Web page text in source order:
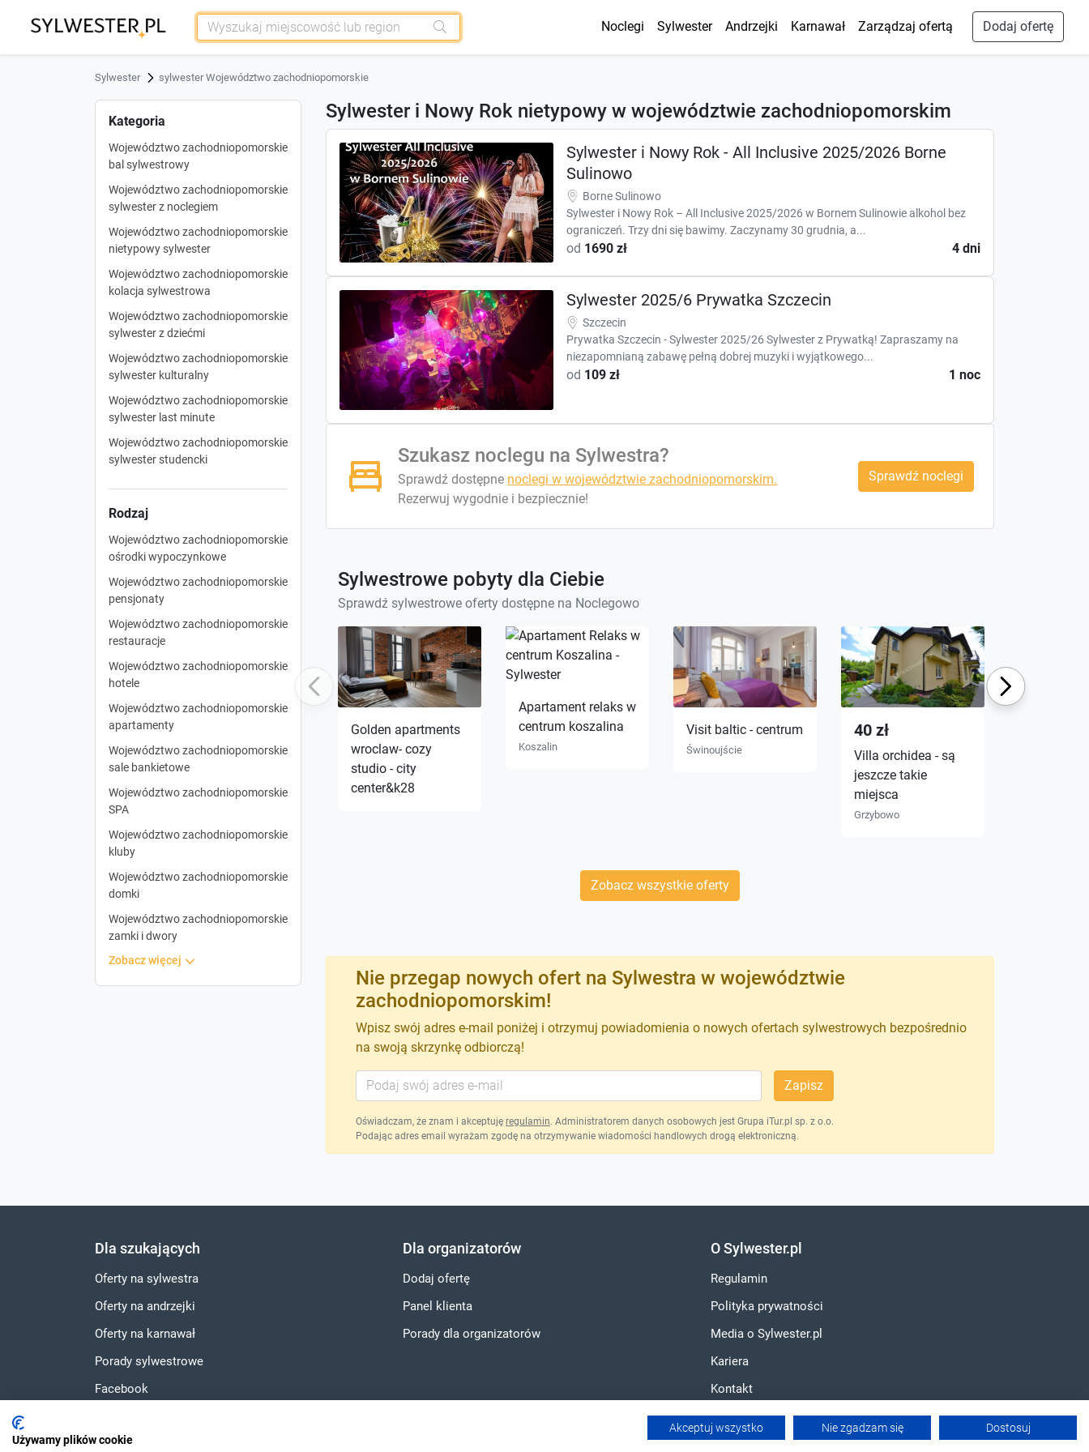
Noclegi Sylwester Andrzejki Karnawał Zarządzaj ofertą Dodaj ofertę
Sylwester sylwester Województwo zachodniopomorskie
Kategoria
Województwo zachodniopomorskie
bal sylwestrowy
Województwo zachodniopomorskie
sylwester z noclegiem
Województwo zachodniopomorskie
nietypowy sylwester
Województwo zachodniopomorskie
kolacja sylwestrowa
Województwo zachodniopomorskie
sylwester z dziećmi
Województwo zachodniopomorskie
sylwester kulturalny
Województwo zachodniopomorskie
sylwester last minute
Województwo zachodniopomorskie
sylwester studencki
Rodzaj
Województwo zachodniopomorskie
ośrodki wypoczynkowe
Województwo zachodniopomorskie
pensjonaty
Województwo zachodniopomorskie
restauracje
Województwo zachodniopomorskie
hotele
Województwo zachodniopomorskie
apartamenty
Województwo zachodniopomorskie
sale bankietowe
Województwo zachodniopomorskie
SPA
Województwo zachodniopomorskie
kluby
Województwo zachodniopomorskie
domki
Województwo zachodniopomorskie
zamki i dwory
zobacz więcej
Sylwester i Nowy Rok nietypowy w województwie zachodniopomorskim
Sylwester i Nowy Rok - All Inclusive 2025/2026 Borne
Sulinowo
Borne Sulinowo
Sylwester i Nowy Rok – All Inclusive 2025/2026 w Bornem Sulinowie alkohol bez
ograniczeń. Trzy dni się bawimy. Zaczynamy 30 grudnia, a...
od 1690 zł 4 dni
Sylwester 2025/6 Prywatka Szczecin
Szczecin
Prywatka Szczecin - Sylwester 2025/26 Sylwester z Prywatką! Zapraszamy na
niezapomnianą zabawę pełną dobrej muzyki i wyjątkowego...
od 109 zł 1 noc
Szukasz noclegu na Sylwestra?
Sprawdź dostępne noclegi w województwie zachodniopomorskim.
Rezerwuj wygodnie i bezpiecznie!
Sprawdź noclegi
Sylwestrowe pobyty dla Ciebie
Sprawdź sylwestrowe oferty dostępne na Noclegowo
Previous
Golden apartments
wroclaw- cozy
studio - city
center&k28
Apartament relaks w
centrum koszalina
Koszalin
Visit baltic - centrum
Świnoujście
40 zł
Villa orchidea - są
jeszcze takie
miejsca
Grzybowo
Next
Zobacz wszystkie oferty
Nie przegap nowych ofert na Sylwestra w województwie
zachodniopomorskim!
Wpisz swój adres e-mail poniżej i otrzymuj powiadomienia o nowych ofertach sylwestrowych bezpośrednio
na swoją skrzynkę odbiorczą!
Zapisz
Oświadczam, że znam i akceptuję regulamin. Administratorem danych osobowych jest Grupa iTur.pl sp. z o.o.
Podając adres email wyrażam zgodę na otrzymywanie wiadomości handlowych drogą elektroniczną.
Dla szukających
Oferty na sylwestra
Oferty na andrzejki
Oferty na karnawał
Porady sylwestrowe
Facebook
YouTube
Dla organizatorów
Dodaj ofertę
Panel klienta
Porady dla organizatorów
O Sylwester.pl
Regulamin
Polityka prywatności
Media o Sylwester.pl
Kariera
Kontakt
Używamy plików cookie
Akceptuj wszystko Nie zgadzam się Dostosuj